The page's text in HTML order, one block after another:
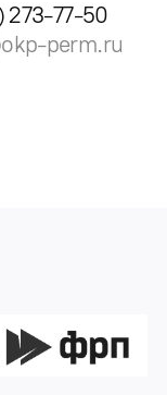
273-77-50
perm.ru